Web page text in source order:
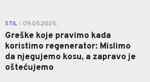
STIL 09.05.2025.
Greške koje pravimo kada
koristimo regenerator: Mislimo
da njegujemo kosu, a zapravo je
oštećujemo